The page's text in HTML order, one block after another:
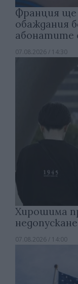
Франция ще
обаждания
абонатите
07.08.2026 / 14:30
Хирошима
07.08.2026 / 14:00